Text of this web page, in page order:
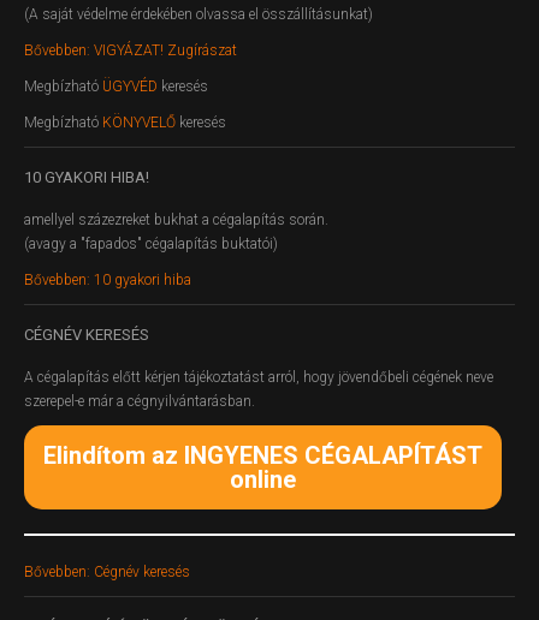
(A saját védelme érdekében olvassa el összállításunkat)
Bővebben: VIGYÁZAT! Zugírászat
Megbízható ÜGYVÉD keresés
Megbízható KÖNYVELŐ keresés
10 GYAKORI HIBA!
amellyel százezreket bukhat a cégalapítás során.
(avagy a "fapados" cégalapítás buktatói)
Bővebben: 10 gyakori hiba
CÉGNÉV KERESÉS
A cégalapítás előtt kérjen tájékoztatást arról, hogy jövendőbeli cégének neve
szerepel-e már a cégnyilvántarásban.
Elindítom az INGYENES CÉGALAPÍTÁST
online
Bővebben: Cégnév keresés